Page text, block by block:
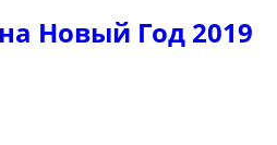
Новый Год 2019